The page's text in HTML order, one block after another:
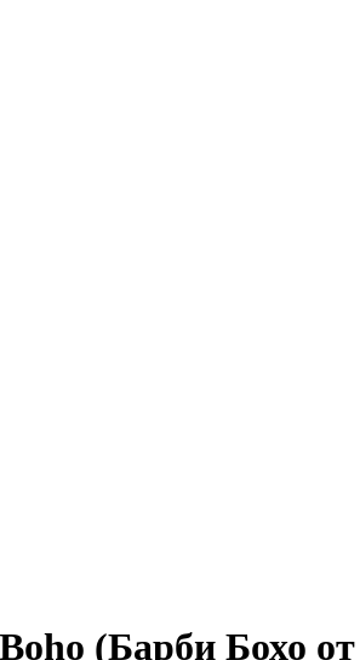
(Барби Бохо